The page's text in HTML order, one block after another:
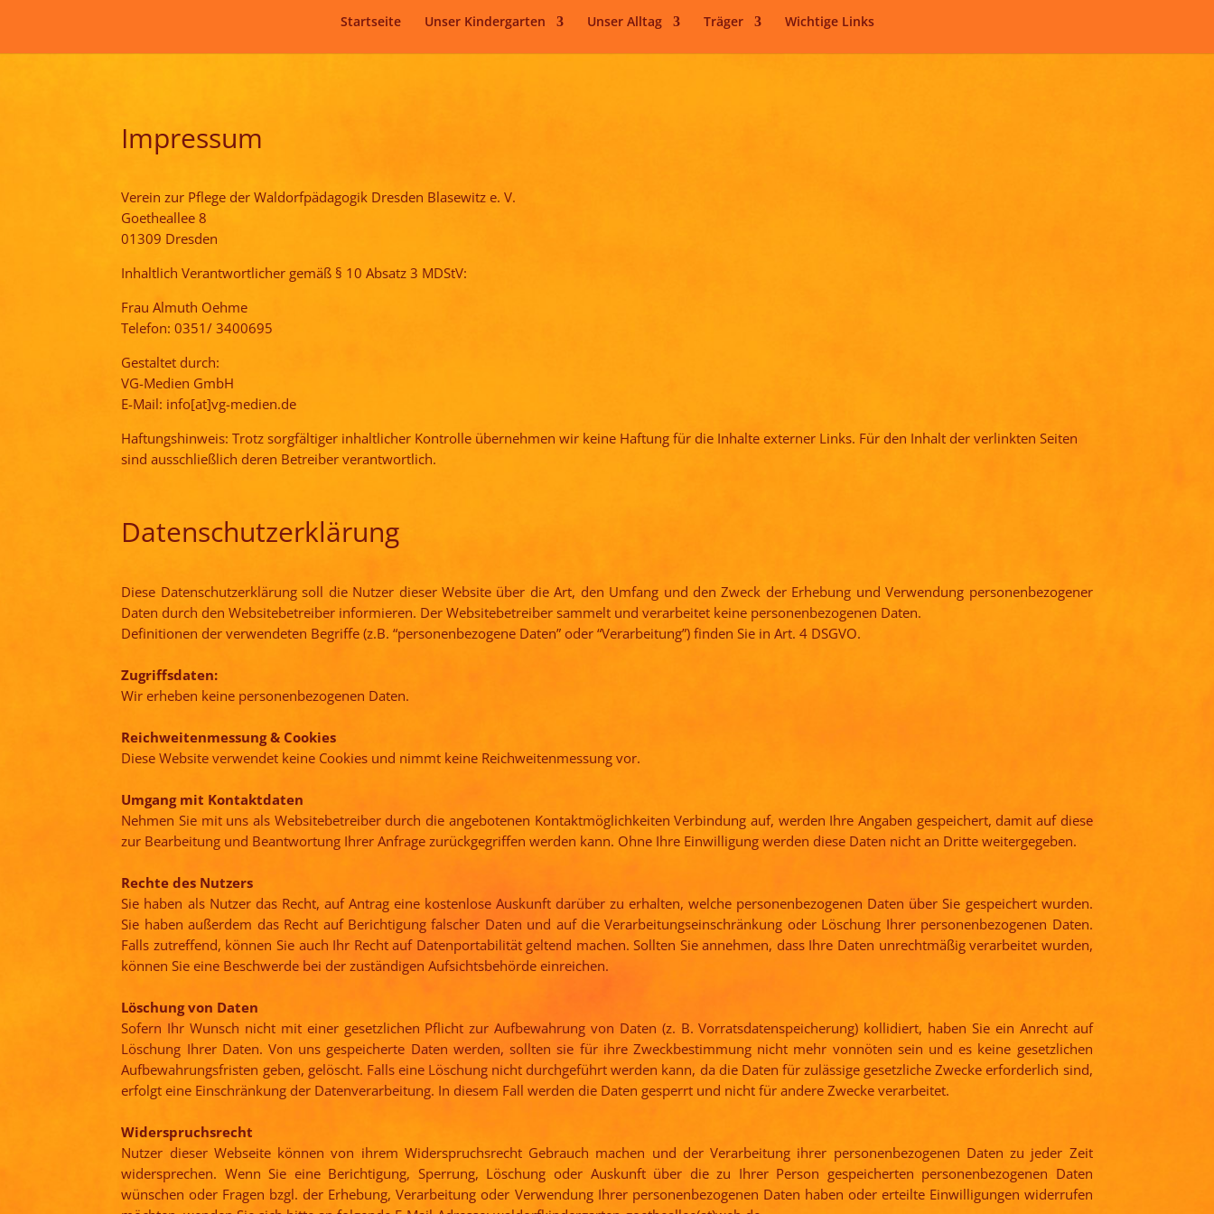
Startseite Unser Kindergarten Unser Alltag Träger Wichtige Links
Impressum
Verein zur Pflege der Waldorfpädagogik Dresden Blasewitz e. V.
Goetheallee 8
01309 Dresden
Inhaltlich Verantwortlicher gemäß § 10 Absatz 3 MDStV:
Frau Almuth Oehme
Telefon: 0351/ 3400695
Gestaltet durch:
VG-Medien GmbH
E-Mail: info[at]vg-medien.de
Haftungshinweis: Trotz sorgfältiger inhaltlicher Kontrolle übernehmen wir keine Haftung für die Inhalte externer Links. Für den Inhalt der verlinkten Seiten
sind ausschließlich deren Betreiber verantwortlich.
Datenschutzerklärung
Diese Datenschutzerklärung soll die Nutzer dieser Website über die Art, den Umfang und den Zweck der Erhebung und Verwendung personenbezogener
Daten durch den Websitebetreiber informieren. Der Websitebetreiber sammelt und verarbeitet keine personenbezogenen Daten.
Definitionen der verwendeten Begriffe (z.B. “personenbezogene Daten” oder “Verarbeitung”) finden Sie in Art. 4 DSGVO.
Zugriffsdaten:
Wir erheben keine personenbezogenen Daten.
Reichweitenmessung & Cookies
Diese Website verwendet keine Cookies und nimmt keine Reichweitenmessung vor.
Umgang mit Kontaktdaten
Nehmen Sie mit uns als Websitebetreiber durch die angebotenen Kontaktmöglichkeiten Verbindung auf, werden Ihre Angaben gespeichert, damit auf diese
zur Bearbeitung und Beantwortung Ihrer Anfrage zurückgegriffen werden kann. Ohne Ihre Einwilligung werden diese Daten nicht an Dritte weitergegeben.
Rechte des Nutzers
Sie haben als Nutzer das Recht, auf Antrag eine kostenlose Auskunft darüber zu erhalten, welche personenbezogenen Daten über Sie gespeichert wurden.
Sie haben außerdem das Recht auf Berichtigung falscher Daten und auf die Verarbeitungseinschränkung oder Löschung Ihrer personenbezogenen Daten.
Falls zutreffend, können Sie auch Ihr Recht auf Datenportabilität geltend machen. Sollten Sie annehmen, dass Ihre Daten unrechtmäßig verarbeitet wurden,
können Sie eine Beschwerde bei der zuständigen Aufsichtsbehörde einreichen.
Löschung von Daten
Sofern Ihr Wunsch nicht mit einer gesetzlichen Pflicht zur Aufbewahrung von Daten (z. B. Vorratsdatenspeicherung) kollidiert, haben Sie ein Anrecht auf
Löschung Ihrer Daten. Von uns gespeicherte Daten werden, sollten sie für ihre Zweckbestimmung nicht mehr vonnöten sein und es keine gesetzlichen
Aufbewahrungsfristen geben, gelöscht. Falls eine Löschung nicht durchgeführt werden kann, da die Daten für zulässige gesetzliche Zwecke erforderlich sind,
erfolgt eine Einschränkung der Datenverarbeitung. In diesem Fall werden die Daten gesperrt und nicht für andere Zwecke verarbeitet.
Widerspruchsrecht
Nutzer dieser Webseite können von ihrem Widerspruchsrecht Gebrauch machen und der Verarbeitung ihrer personenbezogenen Daten zu jeder Zeit
widersprechen. Wenn Sie eine Berichtigung, Sperrung, Löschung oder Auskunft über die zu Ihrer Person gespeicherten personenbezogenen Daten
wünschen oder Fragen bzgl. der Erhebung, Verarbeitung oder Verwendung Ihrer personenbezogenen Daten haben oder erteilte Einwilligungen widerrufen